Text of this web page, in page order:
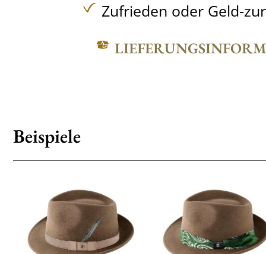
Zufrieden oder Geld-
Beispiele